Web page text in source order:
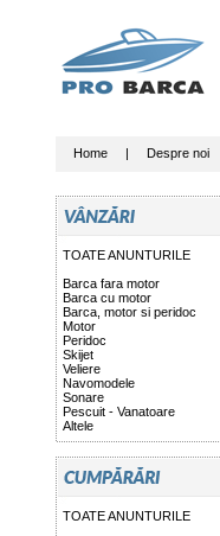
Home| Despre noi
TOATE ANUNTURILE
Barca fara motor
Barca cu motor
Barca, motor si peridoc
Motor
Peridoc
Skijet
Veliere
Navomodele
Sonare
Pescuit - Vanatoare
Altele
TOATE ANUNTURILE